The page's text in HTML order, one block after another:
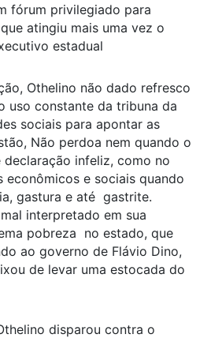
fórum privilegiado para
atingiu mais uma vez o
estadual
Othelino não dado refresco
uso constante da tribuna da
sociais para apontar as
Não perdoa nem quando o
infeliz, como no
econômicos e sociais quando
gastura e até gastrite.
interpretado em sua
pobreza no estado, que
ao governo de Flávio Dino,
de levar uma estocada do
disparou contra o